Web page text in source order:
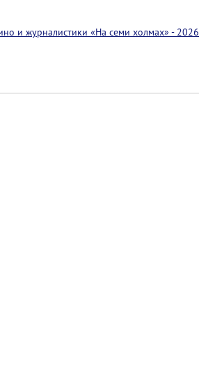
и журналистики «На семи холмах» - 2026